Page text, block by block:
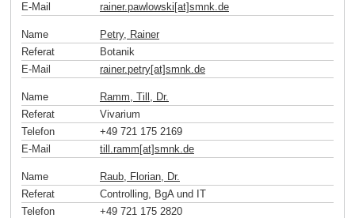
E-Mail
rainer.pawlowski[at]smnk.de
Name
Petry, Rainer
Referat
Botanik
E-Mail
rainer.petry[at]smnk.de
Name
Ramm, Till, Dr.
Referat
Vivarium
Telefon
+49 721 175 2169
E-Mail
till.ramm[at]smnk.de
Name
Raub, Florian, Dr.
Referat
Controlling, BgA und IT
Telefon
+49 721 175 2820